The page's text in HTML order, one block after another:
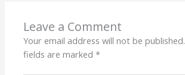
Leave a Comment
Your email address will not be published.
fields are marked*